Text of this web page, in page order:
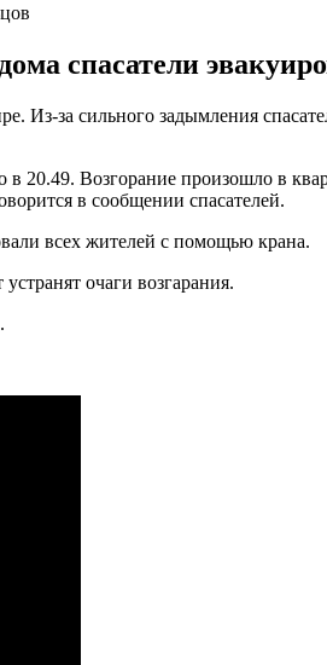
спасатели
Из-за сильного задымления
Возгорание произошло в
в сообщении спасателей.
всех жителей с помощью крана.
очаги возгарания.